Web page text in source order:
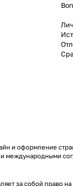
и оформление
и международными
за собой право